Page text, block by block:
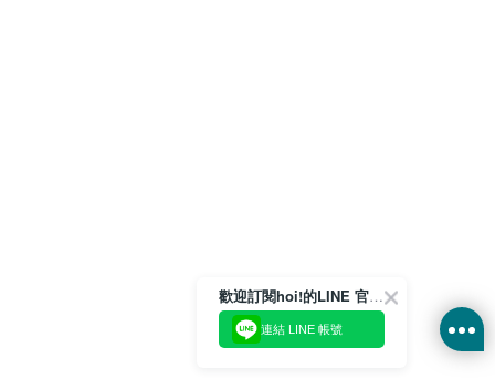
歡迎訂閱hoi!的LINE 官方帳號
連結 LINE 帳號